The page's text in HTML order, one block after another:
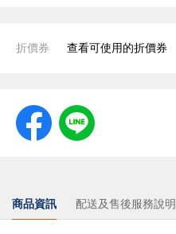
折價券 查看可使用的折價券
商品資訊 配送及售後服務說明